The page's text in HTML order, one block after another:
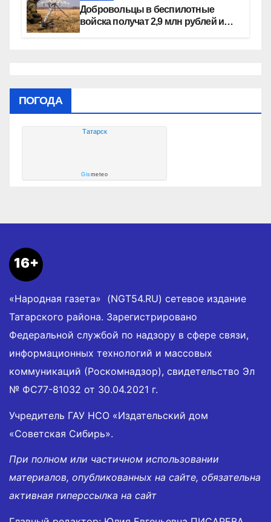
Добровольцы в беспилотные
войска получат 2,9 млн рублей и
ПОГОДА
Татарск
Gismeteo
16+
«Народная газета» (NGT54.RU) сетевое издание
Татарского района. Зарегистрировано
Федеральной службой по надзору в сфере связи,
информационных технологий и массовых
коммуникаций (Роскомнадзор), свидетельство Эл
№ ФС77-81032 от 30.04.2021 г.
Учредитель ГАУ НСО «Издательский дом
«Советская Сибирь».
При полном или частичном использовании
материалов, опубликованных на сайте, обязательна
активная гиперссылка на сайт